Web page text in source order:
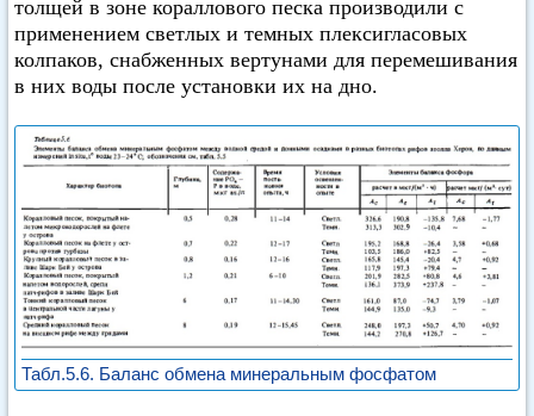
толщей в зоне кораллового песка производили с
применением светлых и темных плексигласовых
колпаков, снабженных вертунами для перемешивания
в них воды после установки их на дно.
Табл.5.6. Баланс обмена минеральным фосфатом